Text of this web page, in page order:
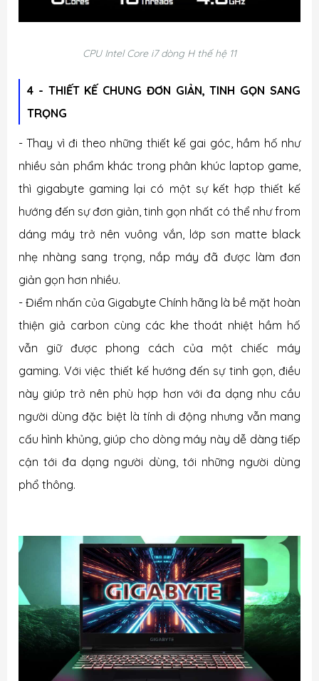
CPU Intel Core i7 dòng H thế hệ 11
4 - THIẾT KẾ CHUNG ĐƠN GIẢN, TINH GỌN SANG
TRỌNG
- Thay vì đi theo những thiết kế gai góc, hầm hố như
nhiều sản phẩm khác trong phân khúc laptop game,
thì gigabyte gaming lại có một sự kết hợp thiết kế
hướng đến sự đơn giản, tinh gọn nhất có thể như from
dáng máy trở nên vuông vắn, lớp sơn matte black
nhẹ nhàng sang trọng, nắp máy đã được làm đơn
giản gọn hơn nhiều.
- Điểm nhấn của Gigabyte Chính hãng là bề mặt hoàn
thiện giả carbon cùng các khe thoát nhiệt hầm hố
vẫn giữ được phong cách của một chiếc máy
gaming. Với việc thiết kế hướng đến sự tinh gọn, điều
này giúp trở nên phù hợp hơn với đa dạng nhu cầu
người dùng đặc biệt là tính di động nhưng vẫn mang
cấu hình khủng, giúp cho dòng máy này dễ dàng tiếp
cận tới đa dạng người dùng, tới những người dùng
phổ thông.